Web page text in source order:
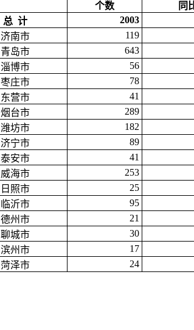
个数
同
总 计
2003
济南市
119
青岛市
643
淄博市
56
枣庄市
78
东营市
41
烟台市
289
潍坊市
182
济宁市
89
泰安市
41
威海市
253
日照市
25
临沂市
95
德州市
21
聊城市
30
滨州市
17
菏泽市
24